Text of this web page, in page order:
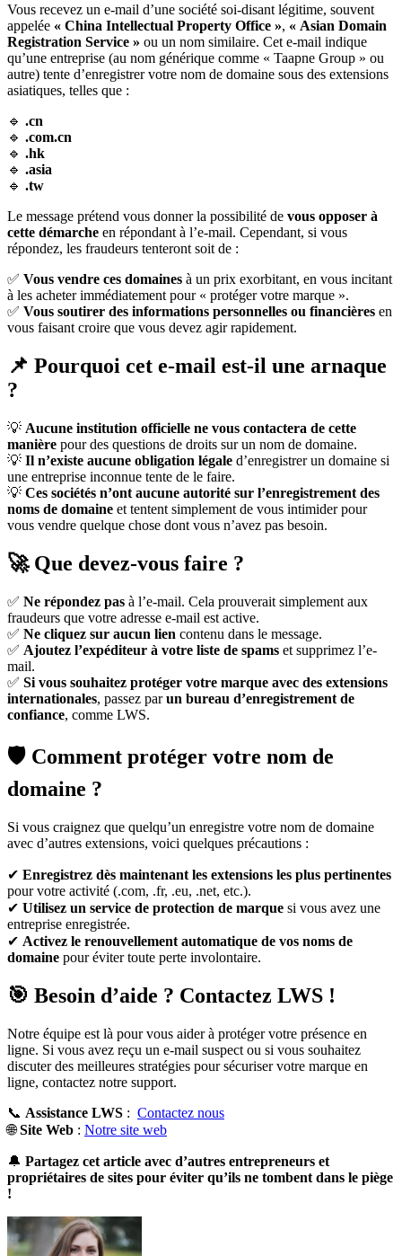
Vous recevez un e-mail d’une société soi-disant légitime, souvent
appelée « China Intellectual Property Office », « Asian Domain
Registration Service » ou un nom similaire. Cet e-mail indique
qu’une entreprise (au nom générique comme « Taapne Group » ou
autre) tente d’enregistrer votre nom de domaine sous des extensions
asiatiques, telles que :
🔹 .cn
🔹 .com.cn
🔹 .hk
🔹 .asia
🔹 .tw
Le message prétend vous donner la possibilité de vous opposer à
cette démarche en répondant à l’e-mail. Cependant, si vous
répondez, les fraudeurs tenteront soit de :
✅ Vous vendre ces domaines à un prix exorbitant, en vous incitant
à les acheter immédiatement pour « protéger votre marque ».
✅ Vous soutirer des informations personnelles ou financières en
vous faisant croire que vous devez agir rapidement.
📌 Pourquoi cet e-mail est-il une arnaque
?
💡 Aucune institution officielle ne vous contactera de cette
manière pour des questions de droits sur un nom de domaine.
💡 Il n’existe aucune obligation légale d’enregistrer un domaine si
une entreprise inconnue tente de le faire.
💡 Ces sociétés n’ont aucune autorité sur l’enregistrement des
noms de domaine et tentent simplement de vous intimider pour
vous vendre quelque chose dont vous n’avez pas besoin.
🚀 Que devez-vous faire ?
✅ Ne répondez pas à l’e-mail. Cela prouverait simplement aux
fraudeurs que votre adresse e-mail est active.
✅ Ne cliquez sur aucun lien contenu dans le message.
✅ Ajoutez l’expéditeur à votre liste de spams et supprimez l’e-
mail.
✅ Si vous souhaitez protéger votre marque avec des extensions
internationales, passez parun bureau d’enregistrement de
confiance, comme LWS.
🛡 Comment protéger votre nom de
domaine ?
Si vous craignez que quelqu’un enregistre votre nom de domaine
avec d’autres extensions, voici quelques précautions :
✔ Enregistrez dès maintenant les extensions les plus pertinentes
pour votre activité (.com, .fr, .eu, .net, etc.).
✔ Utilisez un service de protection de marque si vous avez une
entreprise enregistrée.
✔ Activez le renouvellement automatique de vos noms de
domaine pour éviter toute perte involontaire.
🎯 Besoin d’aide ? Contactez LWS !
Notre équipe est là pour vous aider à protéger votre présence en
ligne. Si vous avez reçu un e-mail suspect ou si vous souhaitez
discuter des meilleures stratégies pour sécuriser votre marque en
ligne, contactez notre support.
📞 Assistance LWS : Contactez nous
🌐Site Web : Notre site web
🔔 Partagez cet article avec d’autres entrepreneurs et
propriétaires de sites pour éviter qu’ils ne tombent dans le piège
!